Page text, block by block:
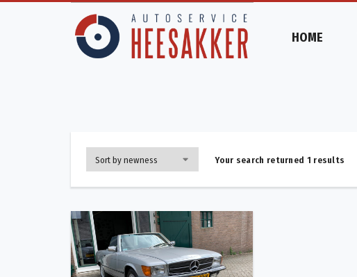
HOME
Your search returned 1 results